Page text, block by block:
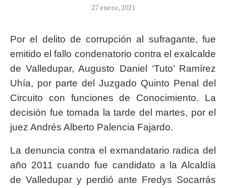
27 enero, 2021
Por el delito de corrupción al sufragante, fue
emitido el fallo condenatorio contra el exalcalde
de Valledupar, Augusto Daniel ‘Tuto’ Ramírez
Uhía, por parte del Juzgado Quinto Penal del
Circuito con funciones de Conocimiento. La
decisión fue tomada la tarde del martes, por el
juez Andrés Alberto Palencia Fajardo.
La denuncia contra el exmandatario radica del
año 2011 cuando fue candidato a la Alcaldía
de Valledupar y perdió ante Fredys Socarrás